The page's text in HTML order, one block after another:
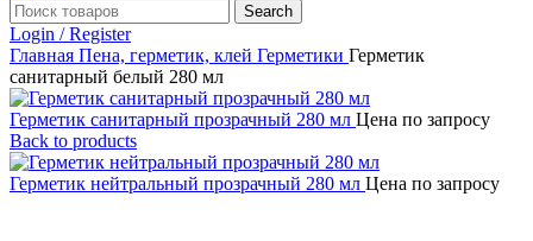
Search
Login / Register
Главная Пена, герметик, клей Герметики Герметик
санитарный белый 280 мл
Герметик санитарный прозрачный 280 мл Цена по запросу
Back to products
Герметик нейтральный прозрачный 280 мл Цена по запросу